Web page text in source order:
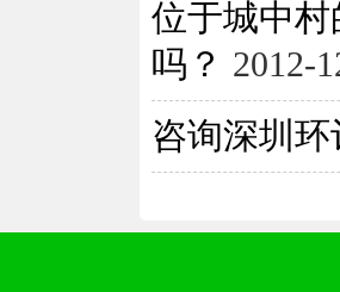
位于城中
吗？ 2012-
咨询深圳